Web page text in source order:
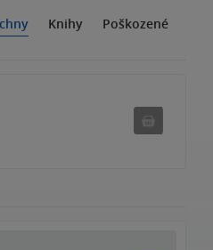
Knihy Poškozené